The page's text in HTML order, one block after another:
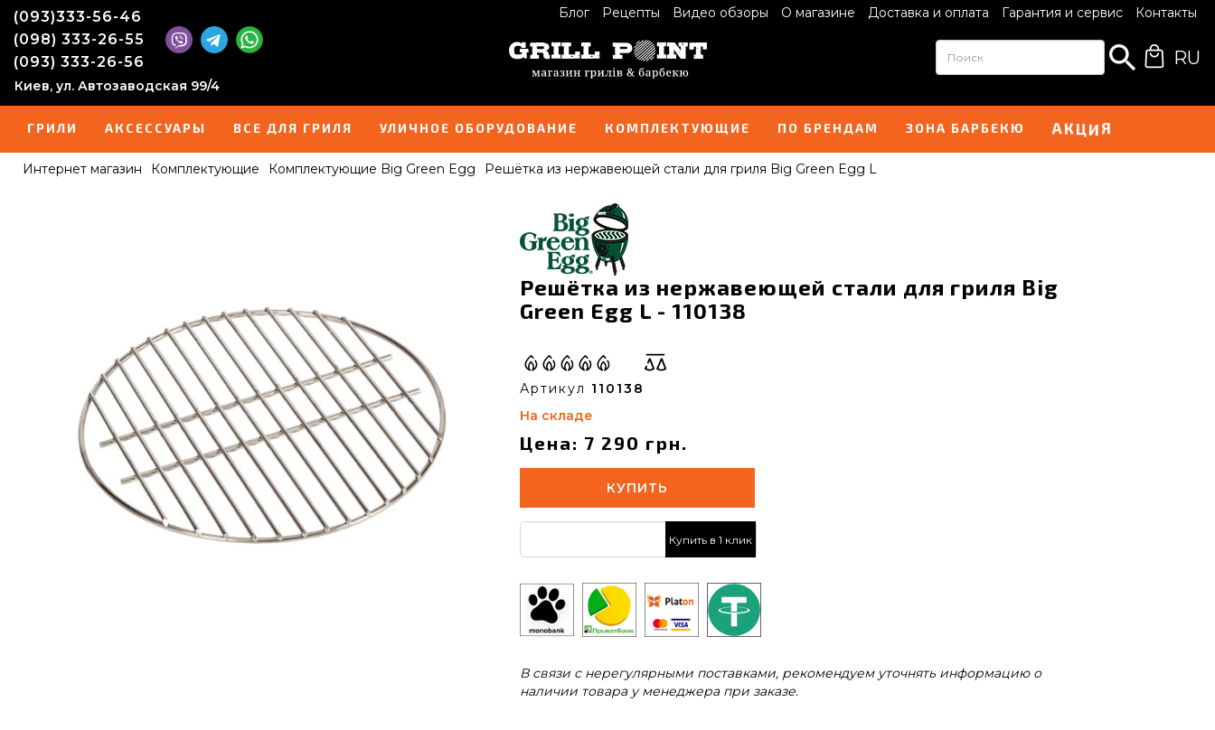
Блог Рецепты Видео обзоры О магазине Доставка и оплата Гарантия и сервис Контакты
(093)333-56-46
(098) 333-26-55
(093) 333-26-56
Киев, ул. Автозаводская 99/4
RU
ГРИЛИ АКСЕССУАРЫ ВСЕ ДЛЯ ГРИЛЯ УЛИЧНОЕ ОБОРУДОВАНИЕ КОМПЛЕКТУЮЩИЕ ПО БРЕНДАМ ЗОНА БАРБЕКЮ АКЦИЯ
Интернет магазин Комплектующие Комплектующие Big Green Egg Решётка из нержавеющей стали для гриля Big Green Egg L
Решётка из нержавеющей стали для гриля Big
Green Egg L - 110138
Артикул 110138
На складе
Цена: 7 290 грн.
КУПИТЬ
Купить в 1 клик
В связи с нерегулярными поставками, рекомендуем уточнять информацию о
наличии товара у менеджера при заказе.